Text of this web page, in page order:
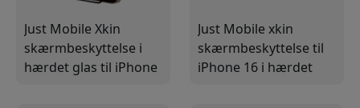
Just Mobile Xkin
skærmbeskyttelse i
hærdet glas til iPhone
Just Mobile xkin
skærmbeskyttelse til
iPhone 16 i hærdet